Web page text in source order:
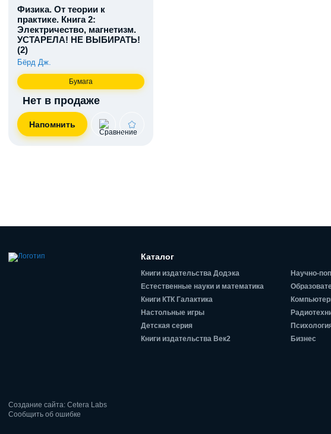
Физика. От теории к
практике. Книга 2:
Электричество, магнетизм.
УСТАРЕЛА! НЕ ВЫБИРАТЬ!
(2)
Бёрд Дж.
Бумага
Нет в продаже
Каталог
Книги издательства Додэка
Естественные науки и математика
Книги КТК Галактика
Настольные игры
Детская серия
Книги издательства Век2
Научно-
Бизнес
Создание сайта: Cetera Labs
Сообщить об ошибке